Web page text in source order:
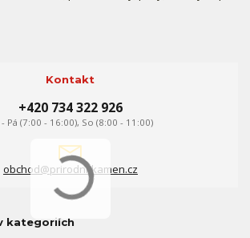
Kontakt
+420 734 322 926
- Pá (7:00 - 16:00), So (8:00 - 11:00)
obchod@prirodni-kamen.cz
kategoriích